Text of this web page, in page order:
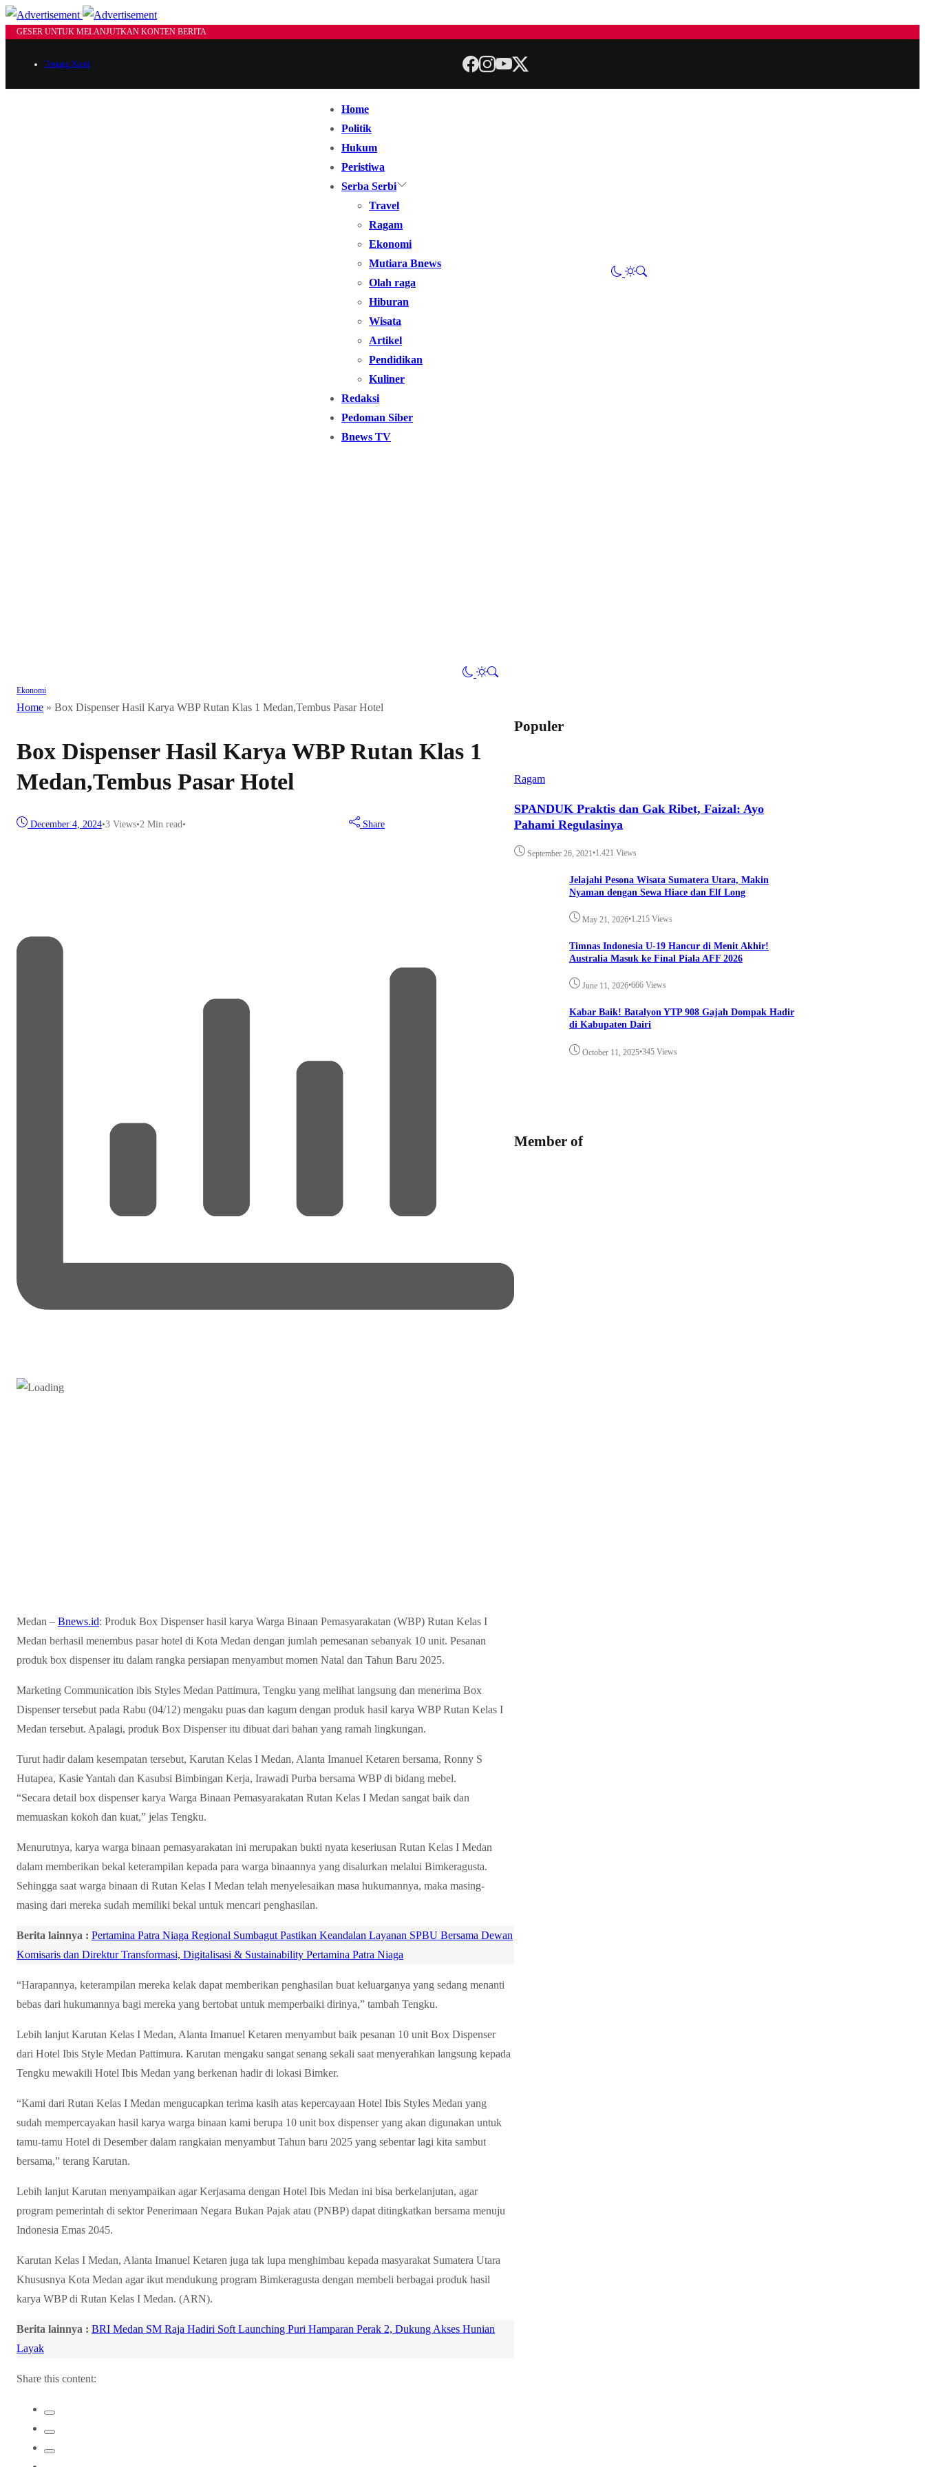
GESER UNTUK MELANJUTKAN KONTEN BERITA
Tentang Kami
Home
Politik
Hukum
Peristiwa
Serba Serbi
Travel
Ragam
Ekonomi
Mutiara Bnews
Olah raga
Hiburan
Wisata
Artikel
Pendidikan
Kuliner
Redaksi
Pedoman Siber
Bnews TV
Ekonomi
Home » Box Dispenser Hasil Karya WBP Rutan Klas 1 Medan,Tembus Pasar Hotel
Box Dispenser Hasil Karya WBP Rutan Klas 1
Medan,Tembus Pasar Hotel
December 4, 2024•3 Views•2 Min read• Share
Medan – Bnews.id: Produk Box Dispenser hasil karya Warga Binaan Pemasyarakatan (WBP) Rutan Kelas I
Medan berhasil menembus pasar hotel di Kota Medan dengan jumlah pemesanan sebanyak 10 unit. Pesanan
produk box dispenser itu dalam rangka persiapan menyambut momen Natal dan Tahun Baru 2025.
Marketing Communication ibis Styles Medan Pattimura, Tengku yang melihat langsung dan menerima Box
Dispenser tersebut pada Rabu (04/12) mengaku puas dan kagum dengan produk hasil karya WBP Rutan Kelas I
Medan tersebut. Apalagi, produk Box Dispenser itu dibuat dari bahan yang ramah lingkungan.
Turut hadir dalam kesempatan tersebut, Karutan Kelas I Medan, Alanta Imanuel Ketaren bersama, Ronny S
Hutapea, Kasie Yantah dan Kasubsi Bimbingan Kerja, Irawadi Purba bersama WBP di bidang mebel.
“Secara detail box dispenser karya Warga Binaan Pemasyarakatan Rutan Kelas I Medan sangat baik dan
memuaskan kokoh dan kuat,” jelas Tengku.
Menurutnya, karya warga binaan pemasyarakatan ini merupakan bukti nyata keseriusan Rutan Kelas I Medan
dalam memberikan bekal keterampilan kepada para warga binaannya yang disalurkan melalui Bimkeragusta.
Sehingga saat warga binaan di Rutan Kelas I Medan telah menyelesaikan masa hukumannya, maka masing-
masing dari mereka sudah memiliki bekal untuk mencari penghasilan.
Berita lainnya : Pertamina Patra Niaga Regional Sumbagut Pastikan Keandalan Layanan SPBU Bersama Dewan
Komisaris dan Direktur Transformasi, Digitalisasi & Sustainability Pertamina Patra Niaga
“Harapannya, keterampilan mereka kelak dapat memberikan penghasilan buat keluarganya yang sedang menanti
bebas dari hukumannya bagi mereka yang bertobat untuk memperbaiki dirinya,” tambah Tengku.
Lebih lanjut Karutan Kelas I Medan, Alanta Imanuel Ketaren menyambut baik pesanan 10 unit Box Dispenser
dari Hotel Ibis Style Medan Pattimura. Karutan mengaku sangat senang sekali saat menyerahkan langsung kepada
Tengku mewakili Hotel Ibis Medan yang berkenan hadir di lokasi Bimker.
“Kami dari Rutan Kelas I Medan mengucapkan terima kasih atas kepercayaan Hotel Ibis Styles Medan yang
sudah mempercayakan hasil karya warga binaan kami berupa 10 unit box dispenser yang akan digunakan untuk
tamu-tamu Hotel di Desember dalam rangkaian menyambut Tahun baru 2025 yang sebentar lagi kita sambut
bersama,” terang Karutan.
Lebih lanjut Karutan menyampaikan agar Kerjasama dengan Hotel Ibis Medan ini bisa berkelanjutan, agar
program pemerintah di sektor Penerimaan Negara Bukan Pajak atau (PNBP) dapat ditingkatkan bersama menuju
Indonesia Emas 2045.
Karutan Kelas I Medan, Alanta Imanuel Ketaren juga tak lupa menghimbau kepada masyarakat Sumatera Utara
Khususnya Kota Medan agar ikut mendukung program Bimkeragusta dengan membeli berbagai produk hasil
karya WBP di Rutan Kelas I Medan. (ARN).
Berita lainnya : BRI Medan SM Raja Hadiri Soft Launching Puri Hamparan Perak 2, Dukung Akses Hunian
Layak
Share this content:
Populer
Ragam
SPANDUK Praktis dan Gak Ribet, Faizal: Ayo
Pahami Regulasinya
September 26, 2021•1.421 Views
Jelajahi Pesona Wisata Sumatera Utara, Makin
Nyaman dengan Sewa Hiace dan Elf Long
May 21, 2026•1.215 Views
Timnas Indonesia U-19 Hancur di Menit Akhir!
Australia Masuk ke Final Piala AFF 2026
June 11, 2026•666 Views
Kabar Baik! Batalyon YTP 908 Gajah Dompak Hadir
di Kabupaten Dairi
October 11, 2025•345 Views
Member of